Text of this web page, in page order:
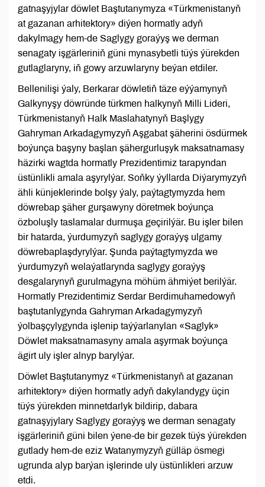
gatnaşyjylar döwlet Baştutanymyza «Türkmenistanyň
at gazanan arhitektory» diýen hormatly adyň
dakylmagy hem-de Saglygy goraýyş we derman
senagaty işgärleriniň güni mynasybetli tüýs ýürekden
gutlaglaryny, iň gowy arzuwlaryny beýan etdiler.
Bellenilişi ýaly, Berkarar döwletiň täze eýýamynyň
Galkynyşy döwründe türkmen halkynyň Milli Lideri,
Türkmenistanyň Halk Maslahatynyň Başlygy
Gahryman Arkadagymyzyň Aşgabat şäherini ösdürmek
boýunça başyny başlan şähergurluşyk maksatnamasy
häzirki wagtda hormatly Prezidentimiz tarapyndan
üstünlikli amala aşyrylýar. Soňky ýyllarda Diýarymyzyň
ähli künjeklerinde bolşy ýaly, paýtagtymyzda hem
döwrebap şäher gurşawyny döretmek boýunça
özboluşly taslamalar durmuşa geçirilýär. Bu işler bilen
bir hatarda, ýurdumyzyň saglygy goraýyş ulgamy
döwrebaplaşdyrylýar. Şunda paýtagtymyzda we
ýurdumyzyň welaýatlarynda saglygy goraýyş
desgalarynyň gurulmagyna möhüm ähmiýet berilýär.
Hormatly Prezidentimiz Serdar Berdimuhamedowyň
baştutanlygynda Gahryman Arkadagymyzyň
ýolbaşçylygynda işlenip taýýarlanylan «Saglyk»
Döwlet maksatnamasyny amala aşyrmak boýunça
ägirt uly işler alnyp barylýar.
Döwlet Baştutanymyz «Türkmenistanyň at gazanan
arhitektory» diýen hormatly adyň dakylandygy üçin
tüýs ýürekden minnetdarlyk bildirip, dabara
gatnaşyjylary Saglygy goraýyş we derman senagaty
işgärleriniň güni bilen ýene-de bir gezek tüýs ýürekden
gutlady hem-de eziz Watanymyzyň gülläp ösmegi
ugrunda alyp barýan işlerinde uly üstünlikleri arzuw
etdi.